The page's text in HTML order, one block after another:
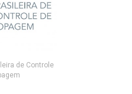
de Controle